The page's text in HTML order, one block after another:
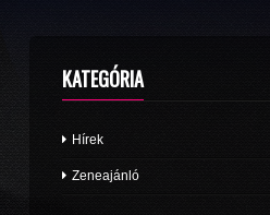
KATEGÓRIA
Hírek
Zeneajánló